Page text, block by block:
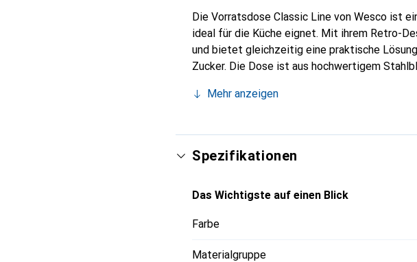
Die Vorratsdose Classic Line von Wesco ist
ideal für die Küche eignet. Mit ihrem Retro-
und bietet gleichzeitig eine praktische
Zucker. Die Dose ist aus hochwertigem
verschiedene Vorräte und ist sowohl
Küchenaccessoire.
Mehr anzeigen
Spezifikationen
Das Wichtigste auf einen Blick
Farbe
Materialgruppe